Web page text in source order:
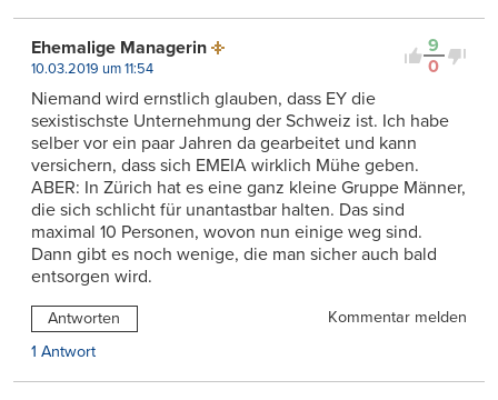
9
0
Ehemalige Managerin
10.03.2019 um 11:54
Niemand wird ernstlich glauben, dass EY die
sexistischste Unternehmung der Schweiz ist. Ich habe
selber vor ein paar Jahren da gearbeitet und kann
versichern, dass sich EMEIA wirklich Mühe geben.
ABER: In Zürich hat es eine ganz kleine Gruppe Männer,
die sich schlicht für unantastbar halten. Das sind
maximal 10 Personen, wovon nun einige weg sind.
Dann gibt es noch wenige, die man sicher auch bald
entsorgen wird.
Antworten
Kommentar melden
1 Antwort